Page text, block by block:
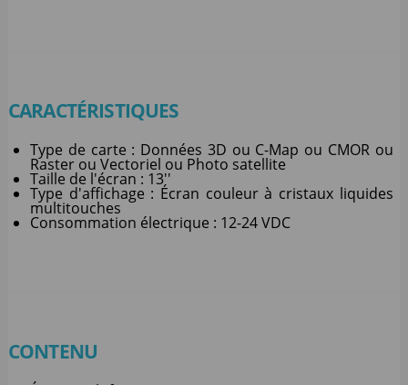
CARACTÉRISTIQUES
Type de carte : Données 3D ou C-Map ou CMOR ou
Raster ou Vectoriel ou Photo satellite
Taille de l'écran : 13''
Type d'affichage : Écran couleur à cristaux liquides
multitouches
Consommation électrique : 12-24 VDC
CONTENU